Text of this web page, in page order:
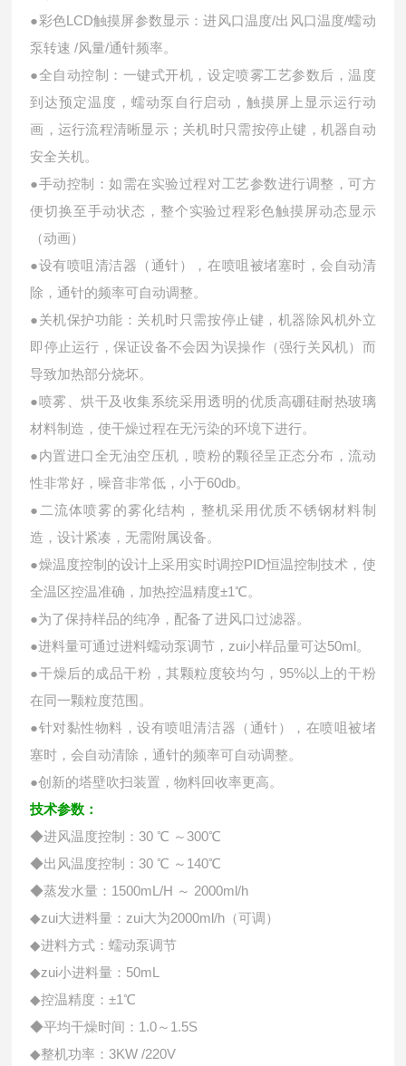
●彩色LCD触摸屏参数显示：进风口温度/出风口温度/蠕动
泵转速 /风量/通针频率。
●全自动控制：一键式开机，设定喷雾工艺参数后，温度
到达预定温度，蠕动泵自行启动，触摸屏上显示运行动
画，运行流程清晰显示；关机时只需按停止键，机器自动
安全关机。
●手动控制：如需在实验过程对工艺参数进行调整，可方
便切换至手动状态，整个实验过程彩色触摸屏动态显示
（动画）
●设有喷咀清洁器（通针），在喷咀被堵塞时，会自动清
除，通针的频率可自动调整。
●关机保护功能：关机时只需按停止键，机器除风机外立
即停止运行，保证设备不会因为误操作（强行关风机）而
导致加热部分烧坏。
●喷雾、烘干及收集系统采用透明的优质高硼硅耐热玻璃
材料制造，使干燥过程在无污染的环境下进行。
●内置进口全无油空压机，喷粉的颗径呈正态分布，流动
性非常好，噪音非常低，小于60db。
●二流体喷雾的雾化结构，整机采用优质不锈钢材料制
造，设计紧凑，无需附属设备。
●燥温度控制的设计上采用实时调控PID恒温控制技术，使
全温区控温准确，加热控温精度±1℃。
●为了保持样品的纯净，配备了进风口过滤器。
●进料量可通过进料蠕动泵调节，zui小样品量可达50ml。
●干燥后的成品干粉，其颗粒度较均匀，95%以上的干粉
在同一颗粒度范围。
●针对黏性物料，设有喷咀清洁器（通针），在喷咀被堵
塞时，会自动清除，通针的频率可自动调整。
●创新的塔壁吹扫装置，物料回收率更高。
技术参数：
◆进风温度控制：30 ℃ ～300℃
◆出风温度控制：30 ℃ ～140℃
◆蒸发水量：1500mL/H ～ 2000ml/h
◆zui大进料量：zui大为2000ml/h（可调）
◆进料方式：蠕动泵调节
◆zui小进料量：50mL
◆控温精度：±1℃
◆平均干燥时间：1.0～1.5S
◆整机功率：3KW /220V